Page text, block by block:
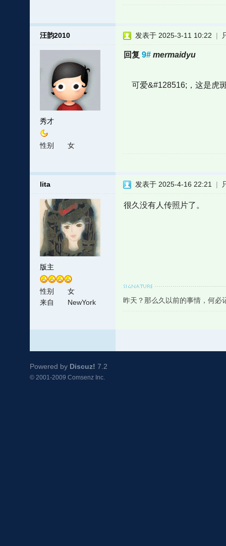
汪韵2010
秀才
性别 女
发表于 2025-3-11 10:22 |
回复 9# mermaidyu
可爱&#128516;，这是虎
lita
版主
性别
女
来自
NewYork
发表于 2025-4-16 22:21 |
很久没有人传照片了。
昨天？那么久以前的事情，何必
Powered by Discuz! 7.2
© 2001-2009 Comsenz Inc.